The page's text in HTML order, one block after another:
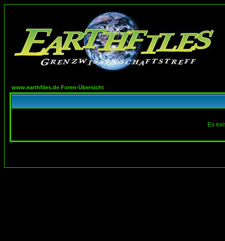
www.earthfiles.de Foren-Übersicht
Es